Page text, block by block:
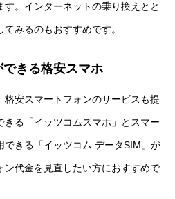
す。インターネットの乗り換えとと
みるのもおすすめです。
きる格安スマホ
格安スマートフォンのサービスも提
る「イッツコムスマホ」とスマー
できる「イッツコム データSIM」が
ン代金を見直したい方におすすめで